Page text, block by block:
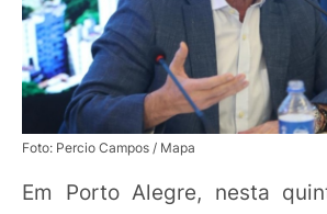
Foto: Percio Campos / Mapa
Em Porto Alegre, nesta